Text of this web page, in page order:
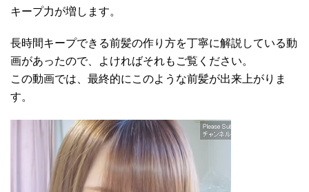
キープ力が増します。
長時間キープできる前髪の作り方を丁寧に解説している動
画があったので、よければそれもご覧ください。
この動画では、最終的にこのような前髪が出来上がりま
す。